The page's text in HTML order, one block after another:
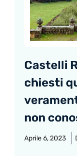
Castelli
chiesti
non
Aprile 6, 2023